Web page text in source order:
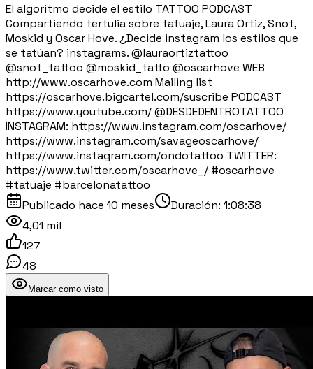
El algoritmo decide el estilo TATTOO PODCAST
Compartiendo tertulia sobre tatuaje, Laura Ortiz, Snot,
Moskid y Oscar Hove. ¿Decide instagram los estilos que
se tatúan? instagrams. @lauraortiztattoo
@snot_tattoo @moskid_tatto @oscarhove WEB
http://www.oscarhove.com Mailing list
https://oscarhove.bigcartel.com/suscribe PODCAST
https://www.youtube.com/ ⁨@DESDEDENTROTATTOO⁩
INSTAGRAM: https://www.instagram.com/oscarhove/
https://www.instagram.com/savageoscarhove/
https://www.instagram.com/ondotattoo TWITTER:
https://www.twitter.com/oscarhove_/ #oscarhove
#tatuaje #barcelonatattoo
Publicado hace 10 meses Duración: 1:08:38
4,01 mil
127
48
Marcar como visto